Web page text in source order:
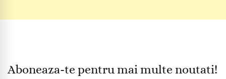
Aboneaza-te pentru mai multe noutati!